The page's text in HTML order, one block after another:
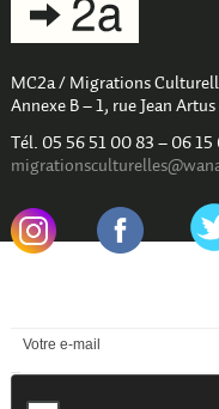
MC2a / Migrations
Annexe B – 1, rue Jean
Tél. 05 56 51 00 83 – 06 15